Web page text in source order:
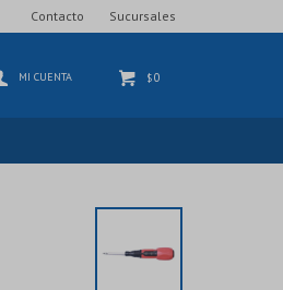
$0
Contacto Sucursales